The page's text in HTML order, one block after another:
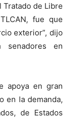
Tratado de Libre
fue que
exterior”, dijo
en
apoya en gran
en la demanda,
de Estados